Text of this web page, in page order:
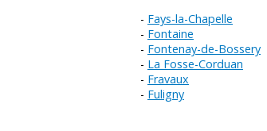
Fays-la-Chapelle
Fontaine
Fontenay-de-Bossery
La Fosse-Corduan
Fravaux
Fuligny